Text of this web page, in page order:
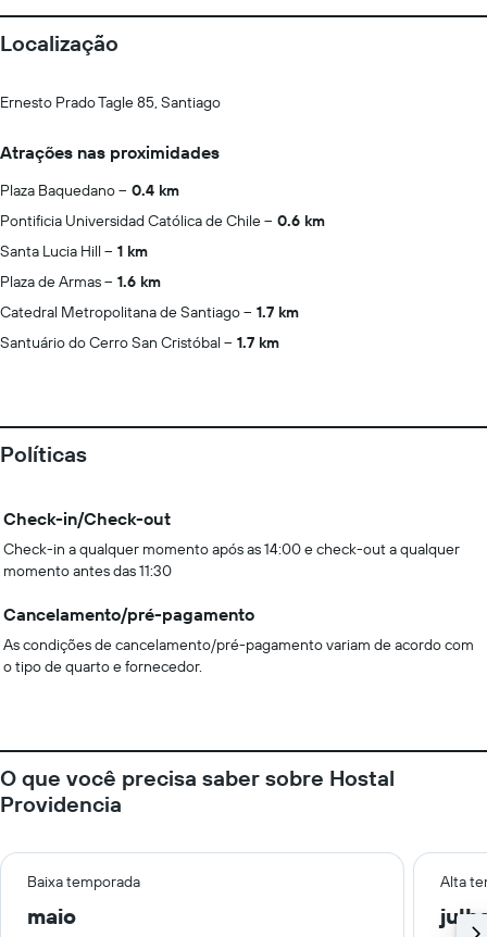
Localização
Ernesto Prado Tagle 85, Santiago
Atrações nas proximidades
Plaza Baquedano
0.4 km
Pontificia Universidad Católica de Chile
0.6 km
Santa Lucia Hill
1 km
Plaza de Armas
1.6 km
Catedral Metropolitana de Santiago
1.7 km
Santuário do Cerro San Cristóbal
1.7 km
Políticas
Check-in/Check-out
Check-in a qualquer momento após as 14:00 e check-out a qualquer
momento antes das 11:30
Cancelamento/pré-pagamento
As condições de cancelamento/pré-pagamento variam de acordo com
o tipo de quarto e fornecedor.
O que você precisa saber sobre Hostal
Providencia
Baixa temporada Alta
maio